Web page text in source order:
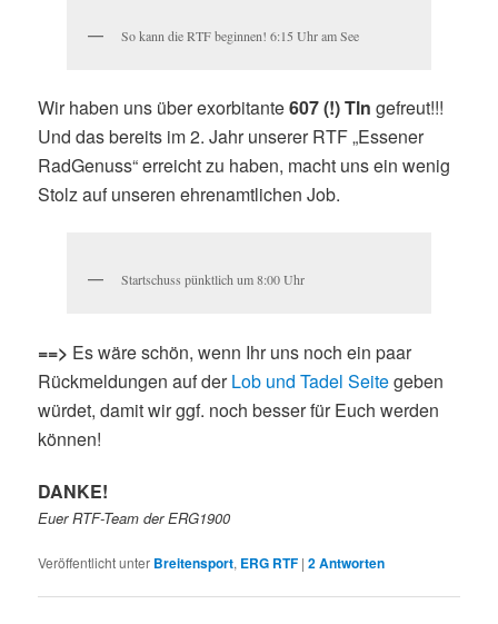
So kann die RTF beginnen! 6:15 Uhr am See
Wir haben uns über exorbitante607 (!) Tln gefreut!!!
Und das bereits im 2. Jahr unserer RTF „Essener
RadGenuss“ erreicht zu haben, macht uns ein wenig
Stolz auf unseren ehrenamtlichen Job.
Startschuss pünktlich um 8:00 Uhr
==> Es wäre schön, wenn Ihr uns noch ein paar
Rückmeldungen auf derLob und Tadel Seitegeben
würdet, damit wir ggf. noch besser für Euch werden
können!
DANKE!
Euer RTF-Team der ERG1900
Veröffentlicht unter Breitensport, ERG RTF |2Antworten